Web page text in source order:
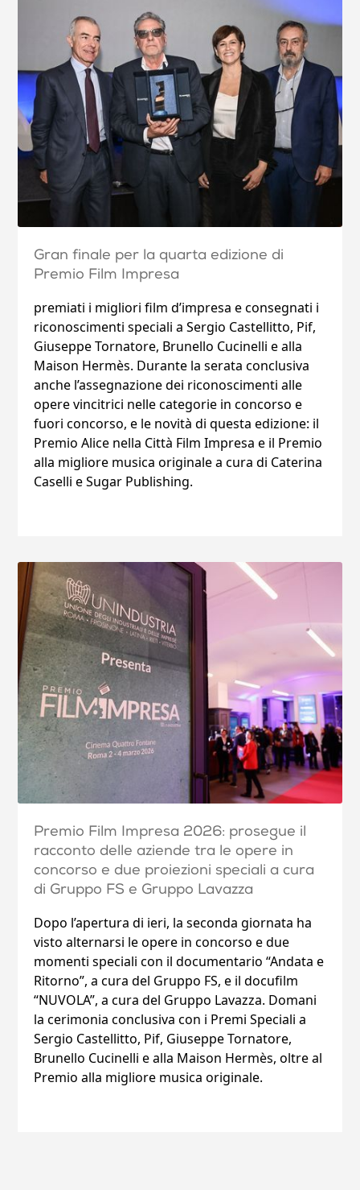
Gran finale per la quarta edizione di
Premio Film Impresa
premiati i migliori film d’impresa e consegnati i
riconoscimenti speciali a Sergio Castellitto, Pif,
Giuseppe Tornatore, Brunello Cucinelli e alla
Maison Hermès. Durante la serata conclusiva
anche l’assegnazione dei riconoscimenti alle
opere vincitrici nelle categorie in concorso e
fuori concorso, e le novità di questa edizione: il
Premio Alice nella Città Film Impresa e il Premio
alla migliore musica originale a cura di Caterina
Caselli e Sugar Publishing.
Premio Film Impresa 2026: prosegue il
racconto delle aziende tra le opere in
concorso e due proiezioni speciali a cura
di Gruppo FS e Gruppo Lavazza
Dopo l’apertura di ieri, la seconda giornata ha
visto alternarsi le opere in concorso e due
momenti speciali con il documentario “Andata e
Ritorno”, a cura del Gruppo FS, e il docufilm
“NUVOLA”, a cura del Gruppo Lavazza. Domani
la cerimonia conclusiva con i Premi Speciali a
Sergio Castellitto, Pif, Giuseppe Tornatore,
Brunello Cucinelli e alla Maison Hermès, oltre al
Premio alla migliore musica originale.